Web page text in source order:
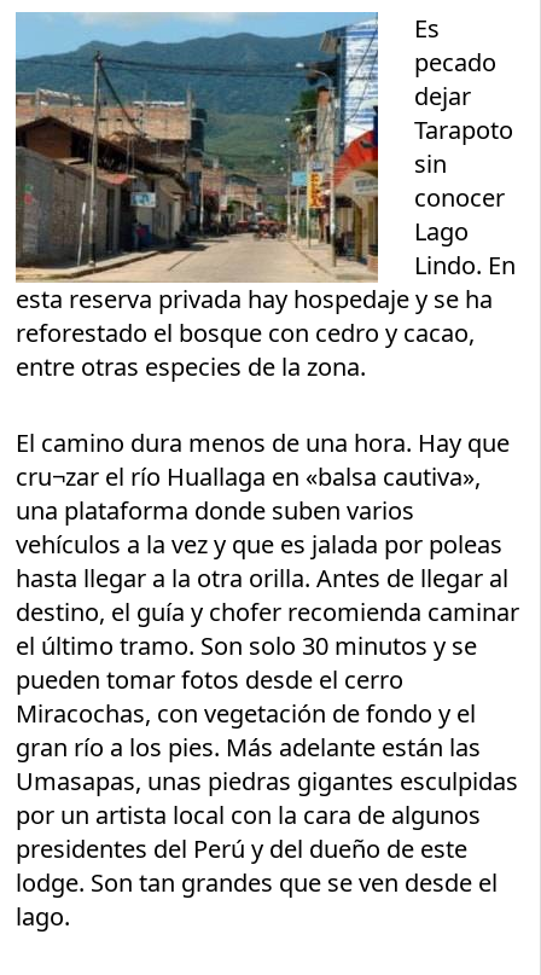
Es
pecado
dejar
Tarapoto
sin
conocer
Lago
Lindo. En
esta reserva privada hay hospedaje y se ha
reforestado el bosque con cedro y cacao,
entre otras especies de la zona.
El camino dura menos de una hora. Hay que
cru¬zar el río Huallaga en «balsa cautiva»,
una plataforma donde suben varios
vehículos a la vez y que es jalada por poleas
hasta llegar a la otra orilla. Antes de llegar al
destino, el guía y chofer recomienda caminar
el último tramo. Son solo 30 minutos y se
pueden tomar fotos desde el cerro
Miracochas, con vegetación de fondo y el
gran río a los pies. Más adelante están las
Umasapas, unas piedras gigantes esculpidas
por un artista local con la cara de algunos
presidentes del Perú y del dueño de este
lodge. Son tan grandes que se ven desde el
lago.